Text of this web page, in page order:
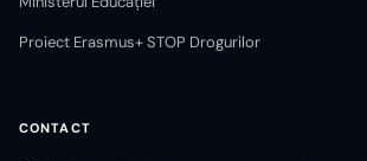
Proiect Erasmus+ STOP Drogurilor
CONTACT